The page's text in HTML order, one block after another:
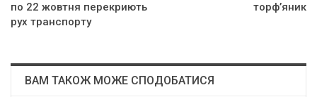
по 22 жовтня перекриють
рух транспорту
торф’яник
ВАМ ТАКОЖ МОЖЕ СПОДОБАТИСЯ